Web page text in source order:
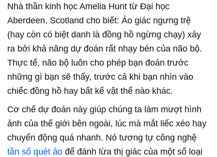
Nhà thần kinh học Amelia Hunt từ Đại học
Aberdeen, Scotland cho biết: Ảo giác ngưng trệ
(hay còn có biệt danh là đồng hồ ngừng chạy) xảy
ra bởi khả năng dự đoán rất nhạy bén của não bộ.
Thực tế, não bộ luôn cho phép bạn đoán trước
những gì bạn sẽ thấy, trước cả khi bạn nhìn vào
chiếc đồng hồ hay bất kể vật thể nào khác.
Cơ chế dự đoán này giúp chúng ta làm mượt hình
ảnh của thế giới bên ngoài, lúc mà mắt liếc xéo hay
chuyển động quá nhanh. Nó tương tự công nghệ
tần số quét ảo để đánh lừa thị giác của một số loại